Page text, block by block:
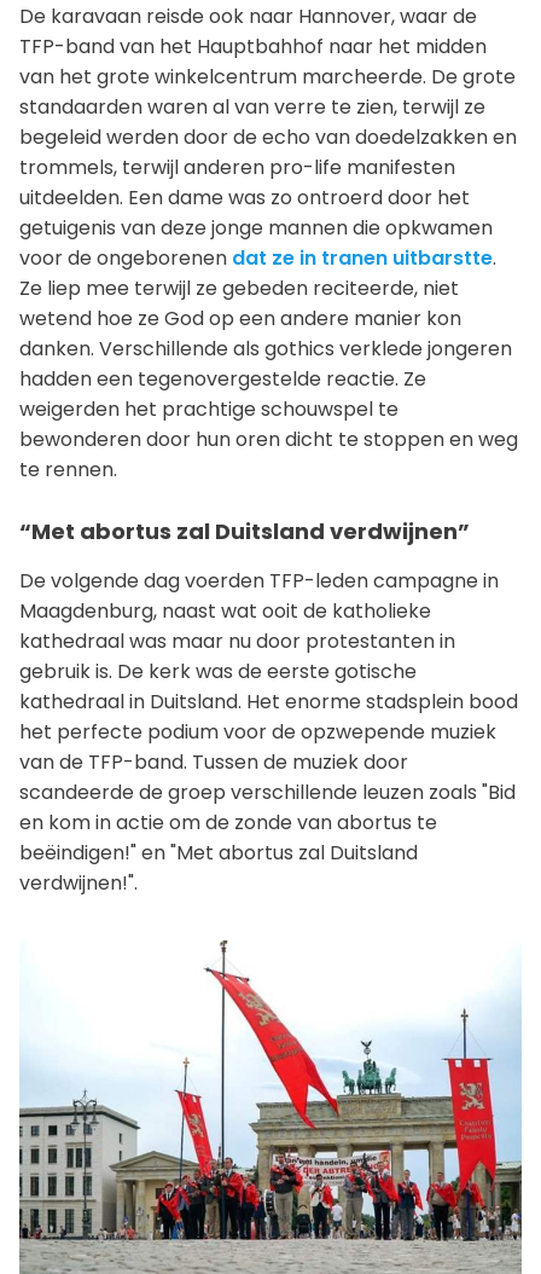
De karavaan reisde ook naar Hannover, waar de
TFP-band van het Hauptbahhof naar het midden
van het grote winkelcentrum marcheerde. De grote
standaarden waren al van verre te zien, terwijl ze
begeleid werden door de echo van doedelzakken en
trommels, terwijl anderen pro-life manifesten
uitdeelden. Een dame was zo ontroerd door het
getuigenis van deze jonge mannen die opkwamen
voor de ongeborenen dat ze in tranen uitbarstte.
Ze liep mee terwijl ze gebeden reciteerde, niet
wetend hoe ze God op een andere manier kon
danken. Verschillende als gothics verklede jongeren
hadden een tegenovergestelde reactie. Ze
weigerden het prachtige schouwspel te
bewonderen door hun oren dicht te stoppen en weg
te rennen.
“Met abortus zal Duitsland verdwijnen”
De volgende dag voerden TFP-leden campagne in
Maagdenburg, naast wat ooit de katholieke
kathedraal was maar nu door protestanten in
gebruik is. De kerk was de eerste gotische
kathedraal in Duitsland. Het enorme stadsplein bood
het perfecte podium voor de opzwepende muziek
van de TFP-band. Tussen de muziek door
scandeerde de groep verschillende leuzen zoals "Bid
en kom in actie om de zonde van abortus te
beëindigen!" en "Met abortus zal Duitsland
verdwijnen!".